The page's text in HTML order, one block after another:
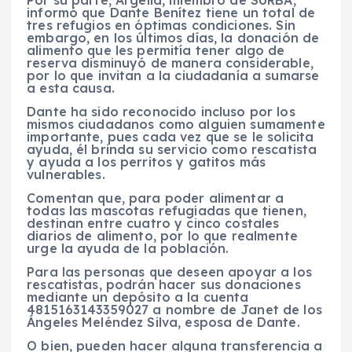
informó que Dante Benítez tiene un total de
tres refugios en óptimas condiciones. Sin
embargo, en los últimos días, la donación de
alimento que les permitía tener algo de
reserva disminuyó de manera considerable,
por lo que invitan a la ciudadanía a sumarse
a esta causa.
Dante ha sido reconocido incluso por los
mismos ciudadanos como alguien sumamente
importante, pues cada vez que se le solicita
ayuda, él brinda su servicio como rescatista
y ayuda a los perritos y gatitos más
vulnerables.
Comentan que, para poder alimentar a
todas las mascotas refugiadas que tienen,
destinan entre cuatro y cinco costales
diarios de alimento, por lo que realmente
urge la ayuda de la población.
Para las personas que deseen apoyar a los
rescatistas, podrán hacer sus donaciones
mediante un depósito a la cuenta
4815163143359027 a nombre de Janet de los
Ángeles Meléndez Silva, esposa de Dante.
O bien, pueden hacer alguna transferencia a